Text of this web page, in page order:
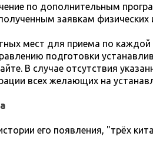
по дополнительным
заявкам
мест для приема по
подготовки
В случае отсутствия
всех желающих на
его появления, "трёх